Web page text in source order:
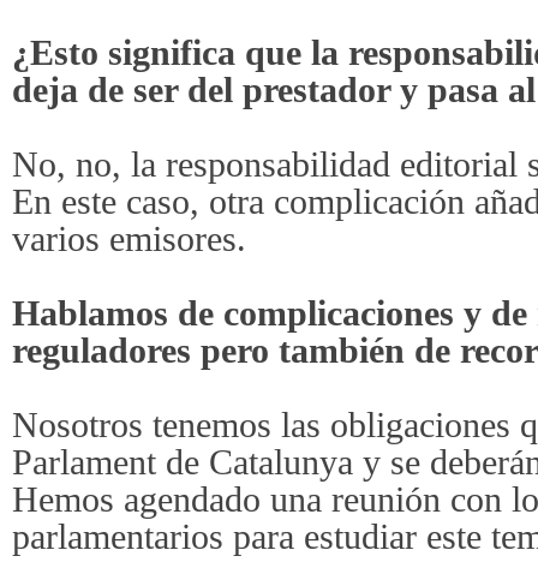
¿Esto significa que la
deja de ser del prestador y pasa
No, no, la responsabilidad editorial
En este caso, otra complicación
varios emisores.
Hablamos de complicaciones y
reguladores pero también de
Nosotros tenemos las obligaciones
Parlament de Catalunya y se
Hemos agendado una reunión con
parlamentarios para estudiar este